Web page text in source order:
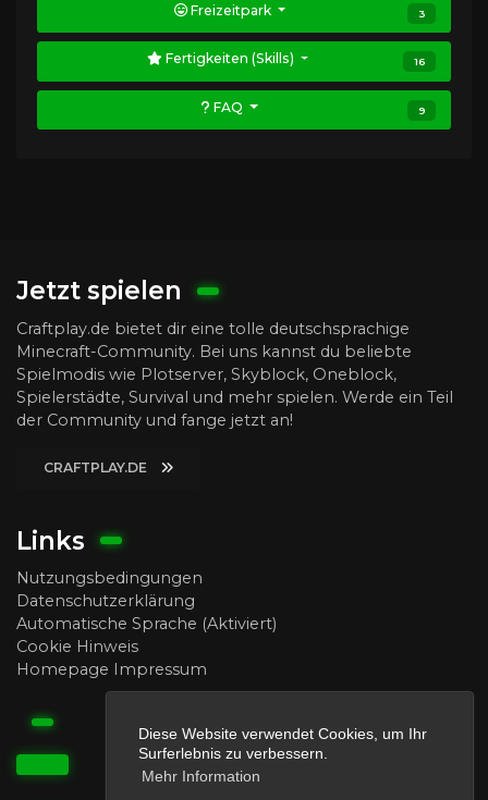
Diese Website verwendet Cookies, um Ihr
Surferlebnis zu verbessern.
Mehr Information
Freizeitpark 3
Fertigkeiten (Skills) 16
FAQ 9
Jetzt spielen
Craftplay.de bietet dir eine tolle deutschsprachige
Minecraft-Community. Bei uns kannst du beliebte
Spielmodis wie Plotserver, Skyblock, Oneblock,
Spielerstädte, Survival und mehr spielen. Werde ein Teil
der Community und fange jetzt an!
CRAFTPLAY.DE
Links
Nutzungsbedingungen
Datenschutzerklärung
Automatische Sprache (Aktiviert)
Cookie Hinweis
Homepage Impressum